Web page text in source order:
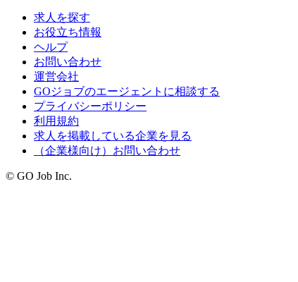
求人を探す
お役立ち情報
ヘルプ
お問い合わせ
運営会社
GOジョブのエージェントに相談する
プライバシーポリシー
利用規約
求人を掲載している企業を見る
（企業様向け）お問い合わせ
© GO Job Inc.